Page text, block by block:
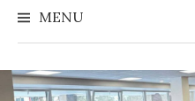
MENU